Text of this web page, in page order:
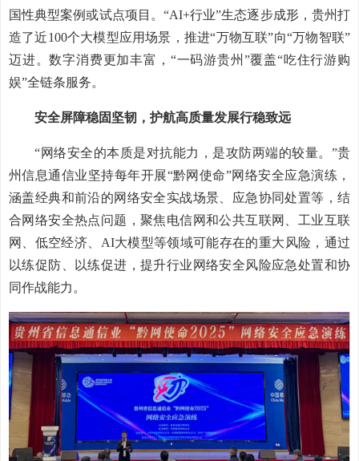
国性典型案例或试点项目。“AI+行业”生态逐步成形，贵州打
造了近100个大模型应用场景，推进“万物互联”向“万物智联”
迈进。数字消费更加丰富，“一码游贵州”覆盖“吃住行游购
娱”全链条服务。
安全屏障稳固坚韧，护航高质量发展行稳致远
“网络安全的本质是对抗能力，是攻防两端的较量。”贵
州信息通信业坚持每年开展“黔网使命”网络安全应急演练，
涵盖经典和前沿的网络安全实战场景、应急协同处置等，结
合网络安全热点问题，聚焦电信网和公共互联网、工业互联
网、低空经济、AI大模型等领域可能存在的重大风险，通过
以练促防、以练促进，提升行业网络安全风险应急处置和协
同作战能力。